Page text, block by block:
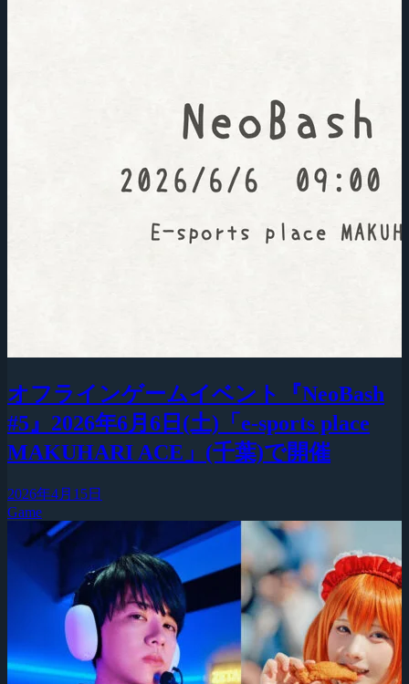
オフラインゲームイベント『NeoBash
#5』2026年6月6日(土)「e-sports place
MAKUHARI ACE」(千葉)で開催
2026年4月15日
Game